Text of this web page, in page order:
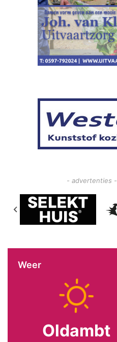
- advertenties -
Weer
Oldambt